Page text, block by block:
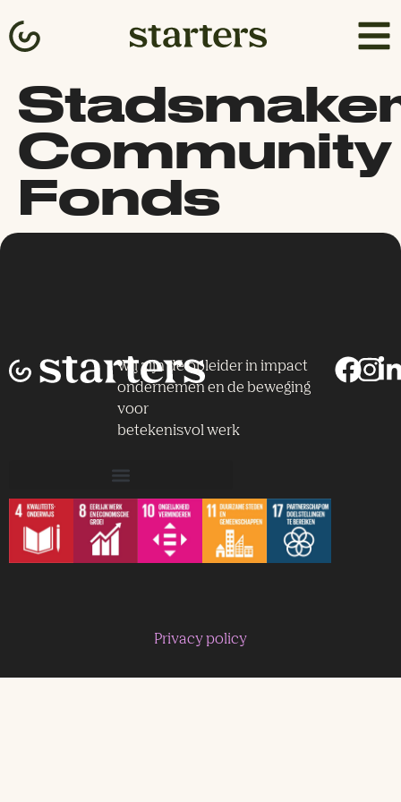
Community
Fonds
Wij zijn dé opleider in impact
ondernemen en de beweging
voor
betekenisvol werk
Privacy policy